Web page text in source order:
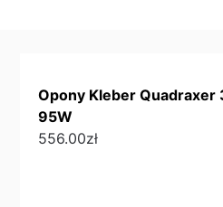
Opony Kleber Quadraxer
95W
556.00zł